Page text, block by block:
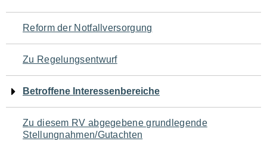
Navigation
für
den
Seiteninhalt
Reform der Notfallversorgung
Zu Regelungsentwurf
Betroffene Interessenbereiche
Zu diesem RV abgegebene grundlegende
Stellungnahmen/Gutachten